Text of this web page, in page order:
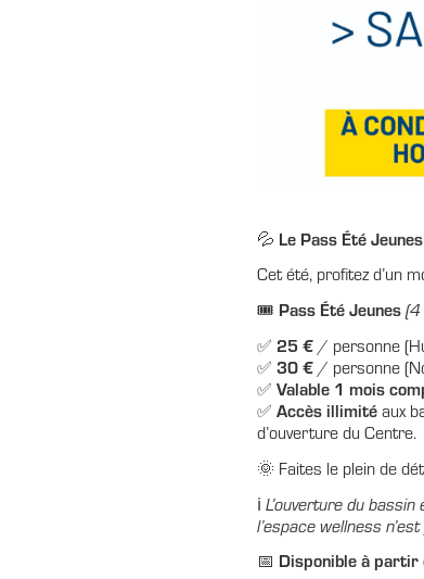
💦 Le Pass Été
Cet été, profitez d’un
🎟️ Pass Été Jeunes
✅ 25 € / personne
✅ 30 € / personne
✅ Valable 1 mois
✅ Accès illimité aux
d’ouverture du Centre.
🌞 Faites le plein de
ℹ️ L’ouverture du
l’espace wellness
📅 Disponible à